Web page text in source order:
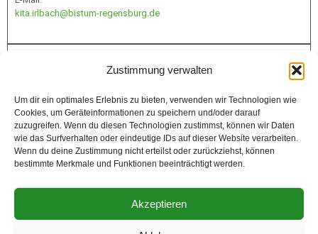
Zustimmung verwalten
Um dir ein optimales Erlebnis zu bieten, verwenden wir Technologien wie
Cookies, um Geräteinformationen zu speichern und/oder darauf
zuzugreifen. Wenn du diesen Technologien zustimmst, können wir Daten
wie das Surfverhalten oder eindeutige IDs auf dieser Website verarbeiten.
Wenn du deine Zustimmung nicht erteilst oder zurückziehst, können
bestimmte Merkmale und Funktionen beeinträchtigt werden.
Akzeptieren
kita.irlbach@bistum-regensburg.de
Förderung